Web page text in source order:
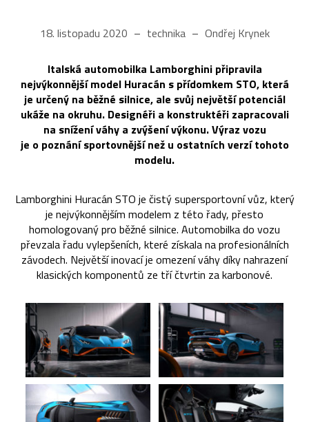
18. listopadu 2020 technika Ondřej Krynek
Italská automobilka Lamborghini připravila
nejvýkonnější model Huracán s přídomkem STO, která
je určený na běžné silnice, ale svůj největší potenciál
ukáže na okruhu. Designéři a konstruktéři zapracovali
na snížení váhy a zvýšení výkonu. Výraz vozu
je o poznání sportovnější než u ostatních verzí tohoto
modelu.
Lamborghini Huracán STO je čistý supersportovní vůz, který
je nejvýkonnějším modelem z této řady, přesto
homologovaný pro běžné silnice. Automobilka do vozu
převzala řadu vylepšeních, které získala na profesionálních
závodech. Největší inovací je omezení váhy díky nahrazení
klasických komponentů ze tří čtvrtin za karbonové.